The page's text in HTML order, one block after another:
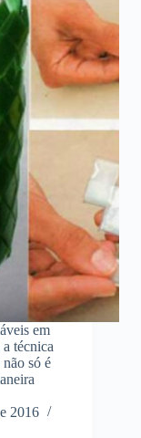
em
técnica
só é
2016